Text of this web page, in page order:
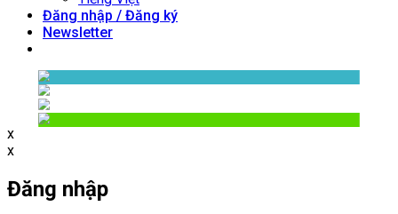
Đăng nhập / Đăng ký
Newsletter
x
x
Đăng nhập